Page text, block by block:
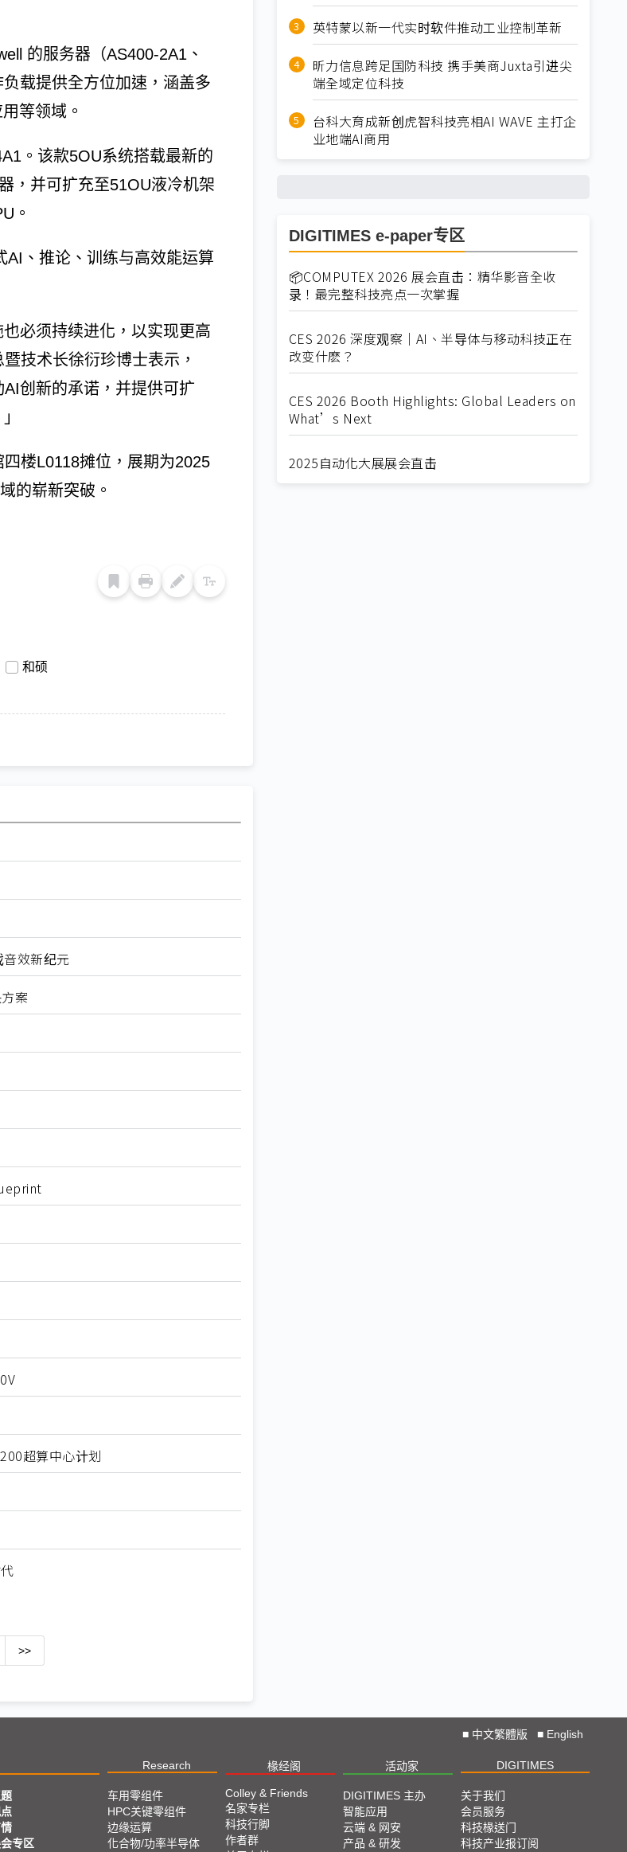
的服务器（AS400-2A1、
载提供全方位加速，涵盖多
等领域。
。该款5OU系统搭载最新的
，并可扩充至51OU液冷机架
。
AI、推论、训练与高效能运算
必须持续进化，以实现更高
技术长徐衍珍博士表示，
创新的承诺，并提供可扩
楼L0118摊位，展期为2025
的崭新突破。
和硕
效新纪元
案
超算中心计划
>>
英特蒙以新一代实时软件推动工业控制革新
昕力信息跨足国防科技 携手美商Juxta引进尖
端全域定位科技
台科大育成新创虎智科技亮相AI WAVE 主打企
业地端AI商用
DIGITIMES e-paper专区
📦COMPUTEX 2026 展会直击：精华影音全收
录！最完整科技亮点一次掌握
CES 2026 深度观察｜AI、半导体与移动科技正在
改变什麽？
CES 2026 Booth Highlights: Global Leaders on
What’s Next
2025自动化大展展会直击
■ 中文繁體版 ■ English
Research 椽经阁 活动家 DIGITIMES
专区
车用零组件
HPC关键零组件
边缘运算
化合物/功率半导体
Colley & Friends
名家专栏
科技行脚
作者群
DIGITIMES 主办
智能应用
云端 & 网安
产品 & 研发
关于我们
会员服务
科技椽送门
科技产业报订阅